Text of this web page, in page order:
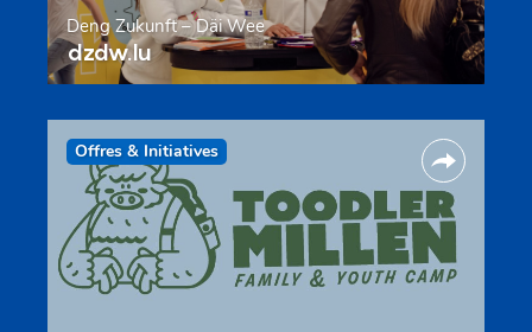
Deng Zukunft – Däi Wee
dzdw.lu
Offres & Initiatives